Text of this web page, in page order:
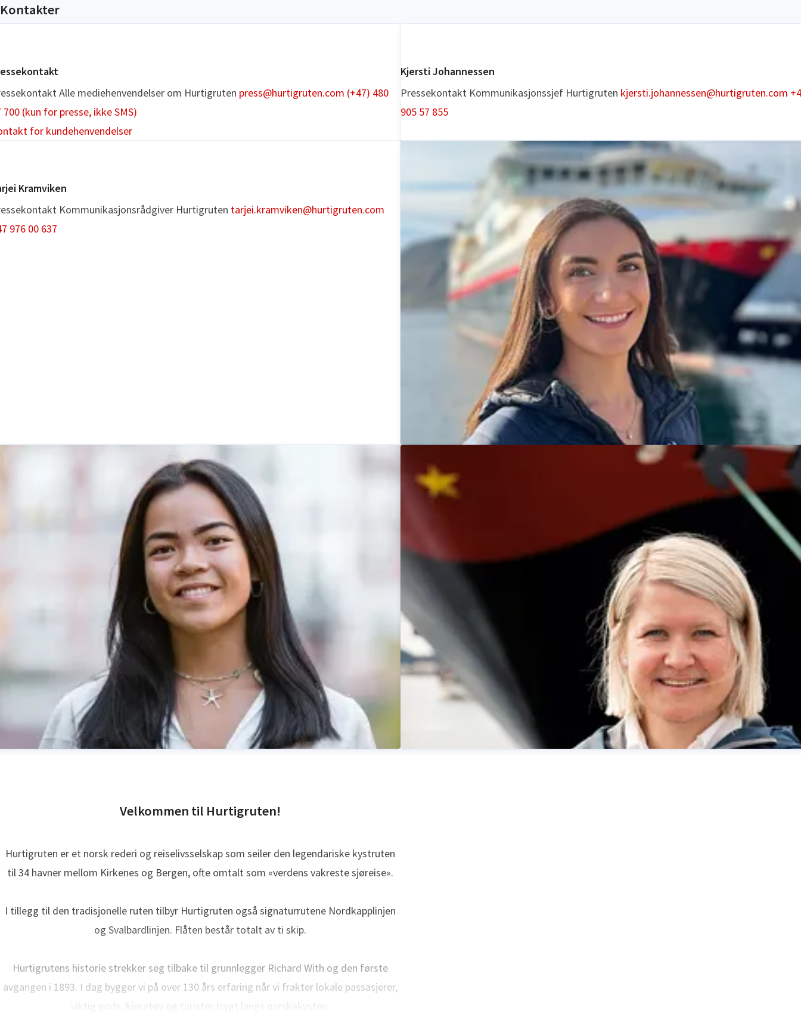
Kontakter
Alle mediehenvendelser om Hurtigruten press@hurtigruten.com (+47) 480
700 (kun for presse, ikke SMS)
for kundehenvendelser
Kjersti Johannessen
Pressekontakt Kommunikasjonssjef Hurtigruten kjersti.johannessen@hurtigruten.com
905 57 855
Kramviken
Kommunikasjonsrådgiver Hurtigruten tarjei.kramviken@hurtigruten.com
976 00 637
PR- og kommunikasjonsrådgiverHurtigruten
caroline.m.nilsen@hurtigruten.com
+47 926 71 111
PR- og kommunikasjonsrådgiver Hurtigruten
ina.finnerud@hurtigruten.com
Velkommen til Hurtigruten!
Hurtigruten er et norsk rederi og reiselivsselskap som seiler den legendariske kystruten
til 34 havner mellom Kirkenes og Bergen, ofte omtalt som «verdens vakreste sjøreise».
I tillegg til den tradisjonelle ruten tilbyr Hurtigruten også signaturrutene Nordkapplinjen
og Svalbardlinjen. Flåten består totalt av ti skip.
Hurtigrutens historie strekker seg tilbake til grunnlegger Richard With og den første
avgangen i 1893. I dag bygger vi på over 130 års erfaring når vi frakter lokale passasjerer,
viktig gods, kjøretøy og turister trygt langs norskekysten.